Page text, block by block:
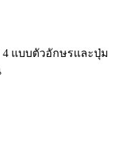
4 แบบตัวอักษรและปุ่ม